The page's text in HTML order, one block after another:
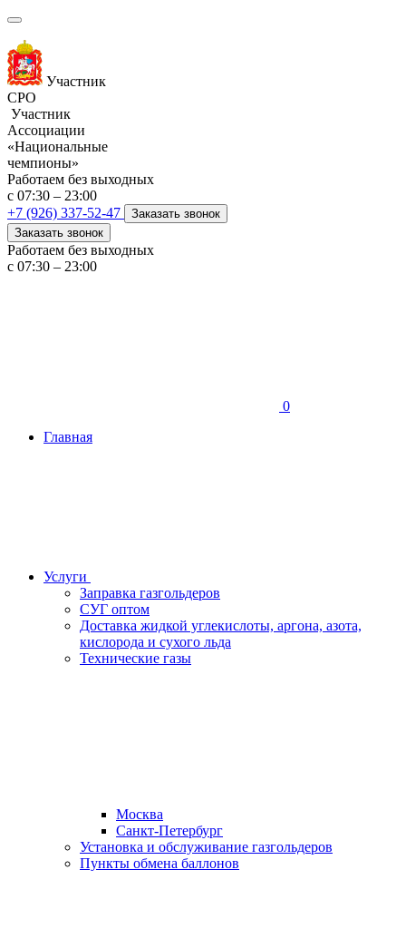
Участник
СРО
Участник
Ассоциации
«Национальные
чемпионы»
Работаем без выходных
с 07:30 – 23:00
+7 (926) 337-52-47
Заказать звонок
Заказать звонок
Работаем без выходных
с 07:30 – 23:00
0
Главная
Услуги
Заправка газгольдеров
СУГ оптом
Доставка жидкой углекислоты, аргона, азота,
кислорода и сухого льда
Технические газы
Москва
Санкт-Петербург
Установка и обслуживание газгольдеров
Пункты обмена баллонов